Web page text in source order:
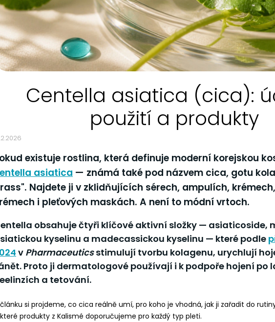
Centella asiatica (cica):
použití a produkty
existuje rostlina, která definuje moderní korejskou
asiatica — známá také pod názvem cica, gotu
Najdete ji v zklidňujících sérech, ampulích,
i pleťových maskách. A není to módní vrtoch.
obsahuje čtyři klíčové aktivní složky — asiaticoside,
kyselinu a madecassickou kyselinu — které podle
v Pharmaceuticsstimulují tvorbu kolagenu, urychlují
Proto ji dermatologové používají i k podpoře hojení po
a tetování.
si projdeme, co cica reálně umí, pro koho je vhodná, jak ji zařadit do
produkty z Kalismé doporučujeme pro každý typ pleti.